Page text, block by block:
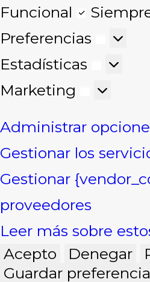
Funcional
Preferencias
Estadísticas
Marketing
Administrar
Gestionar los
Gestionar
proveedores
Leer más sobre
Acepto
Denegar
Guardar